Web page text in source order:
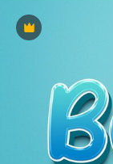
Премиум